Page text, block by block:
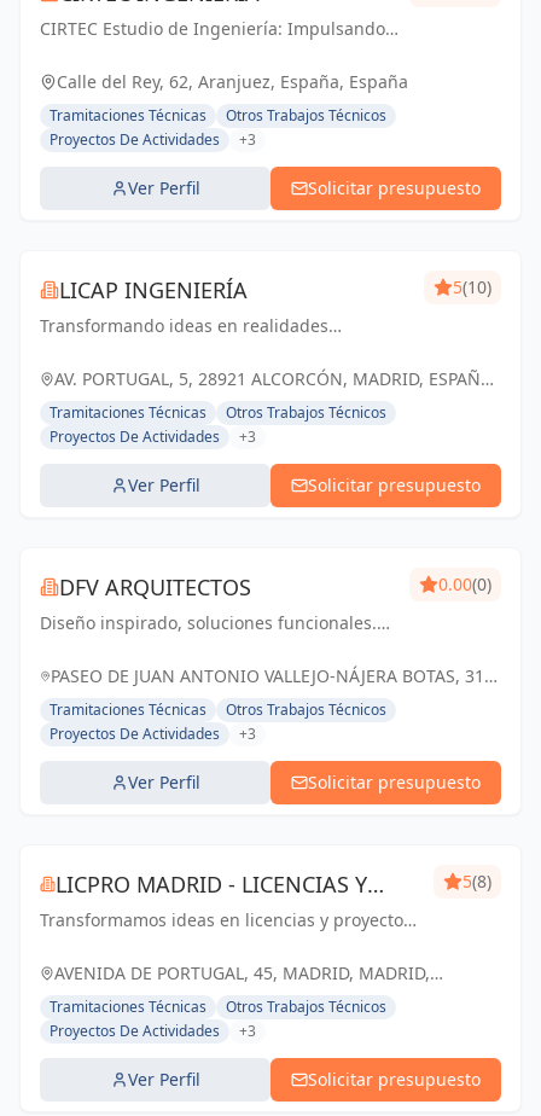
CIRTEC Estudio de Ingeniería: Impulsando
y diseño arquitectónico de vanguardia.
Calle del Rey, 62, Aranjuez, España, España
Tramitaciones Técnicas
Otros Trabajos Técnicos
Proyectos De Actividades
+3
Ver Perfil Solicitar presupuesto
LICAP INGENIERÍA
Transformando ideas en realidades
un futuro sólido y sostenible en Alcorcón y
5(10)
AV. PORTUGAL, 5, 28921 ALCORCÓN, MADRID, ESPAÑA,
España
Tramitaciones Técnicas
Otros Trabajos Técnicos
Proyectos De Actividades
+3
Ver Perfil Solicitar presupuesto
DFV ARQUITECTOS
Diseño inspirado, soluciones funcionales.
experiencias memorables
0.00(0)
PASEO DE JUAN ANTONIO VALLEJO-NÁJERA BOTAS, 31,
28005 MADRID, ESPAÑA, España
Tramitaciones Técnicas
Otros Trabajos Técnicos
Proyectos De Actividades
+3
Ver Perfil Solicitar presupuesto
LICPRO MADRID - LICENCIAS Y
PROYECTOS
Transformamos ideas en licencias y proyectos
desarrollo empresarial y arquitectónico
5(8)
AVENIDA DE PORTUGAL, 45, MADRID, MADRID,
ESPAÑA, España
Tramitaciones Técnicas
Otros Trabajos Técnicos
Proyectos De Actividades
+3
Ver Perfil Solicitar presupuesto